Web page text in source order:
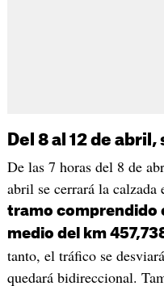
Del 8 al 12 de
De las 7 horas del 8 de
abril se cerrará la
tramo comprendido
medio del km
tanto, el tráfico se
quedará bidireccional.